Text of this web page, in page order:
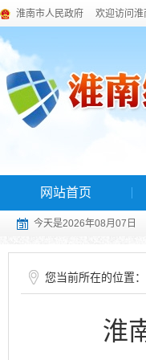
淮南市人民政府 欢迎访问淮
网站首页
今天是2026年08月07日
您当前所在的位置：
淮